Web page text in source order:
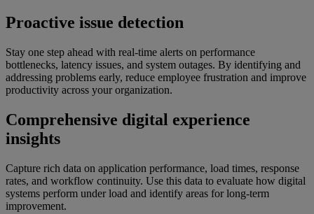
Proactive issue detection
Stay one step ahead with real-time alerts on performance
bottlenecks, latency issues, and system outages. By identifying and
addressing problems early, reduce employee frustration and improve
productivity across your organization.
Comprehensive digital experience
insights
Capture rich data on application performance, load times, response
rates, and workflow continuity. Use this data to evaluate how digital
systems perform under load and identify areas for long-term
improvement.